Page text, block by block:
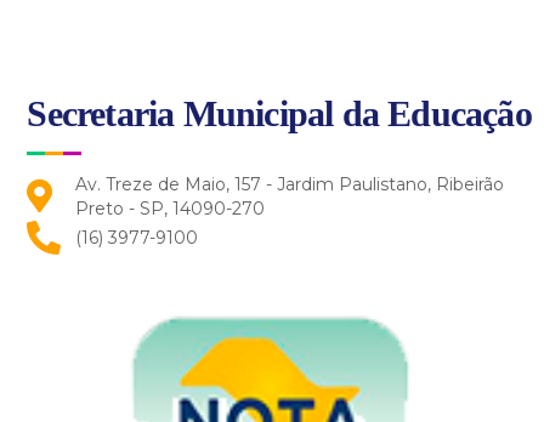
Secretaria Municipal da Educação
Av. Treze de Maio, 157 - Jardim Paulistano, Ribeirão
Preto - SP, 14090-270
(16) 3977-9100